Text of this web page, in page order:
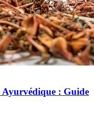
Ayurvédique : Guide